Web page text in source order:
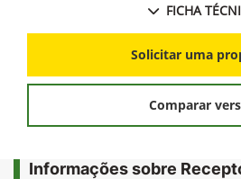
FICHA
Solicitar uma
Comparar
Informações sobre